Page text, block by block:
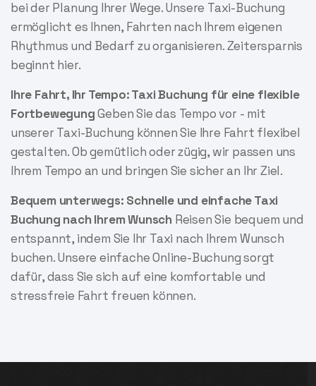
bei der Planung Ihrer Wege. Unsere Taxi-Buchung
ermöglicht es Ihnen, Fahrten nach Ihrem eigenen
Rhythmus und Bedarf zu organisieren. Zeitersparnis
beginnt hier.
Ihre Fahrt, Ihr Tempo: Taxi Buchung für eine flexible
FortbewegungGeben Sie das Tempo vor - mit
unserer Taxi-Buchung können Sie Ihre Fahrt flexibel
gestalten. Ob gemütlich oder zügig, wir passen uns
Ihrem Tempo an und bringen Sie sicher an Ihr Ziel.
Bequem unterwegs: Schnelle und einfache Taxi
Buchung nach Ihrem Wunsch Reisen Sie bequem und
entspannt, indem Sie Ihr Taxi nach Ihrem Wunsch
buchen. Unsere einfache Online-Buchung sorgt
dafür, dass Sie sich auf eine komfortable und
stressfreie Fahrt freuen können.